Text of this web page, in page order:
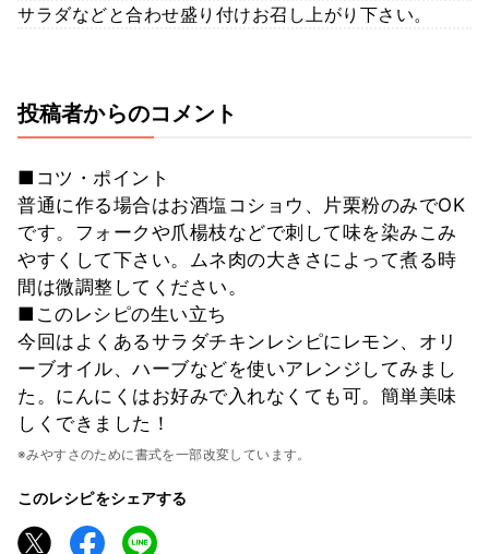
サラダなどと合わせ盛り付けお召し上がり下さい。
投稿者からのコメント
■コツ・ポイント
普通に作る場合はお酒塩コショウ、片栗粉のみでOK
です。フォークや爪楊枝などで刺して味を染みこみ
やすくして下さい。ムネ肉の大きさによって煮る時
間は微調整してください。
■このレシピの生い立ち
今回はよくあるサラダチキンレシピにレモン、オリ
ーブオイル、ハーブなどを使いアレンジしてみまし
た。にんにくはお好みで入れなくても可。簡単美味
しくできました！
※みやすさのために書式を一部改変しています。
このレシピをシェアする